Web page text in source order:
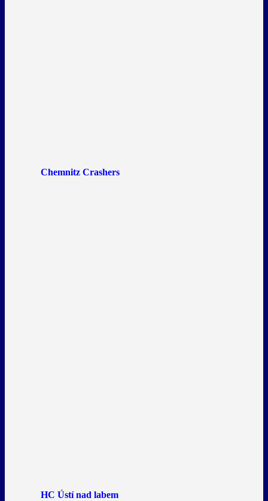
Chemnitz Crashers
HC Ústí nad labem